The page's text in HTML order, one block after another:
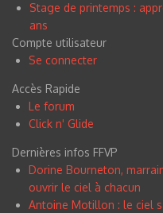
Stage de printemps :
ans
Compte utilisateur
Se connecter
Accès Rapide
Le forum
Click n' Glide
Dernières infos FFVP
Dorine Bourneton,
ouvrir le ciel à chacun
Antoine Motillon : le ciel